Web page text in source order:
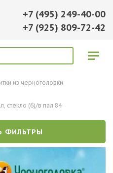
+7 (495) 249-40-00
+7 (925) 809-72-42
из черноголовки
стекло (6)/в пал 84
ФИЛЬТРЫ